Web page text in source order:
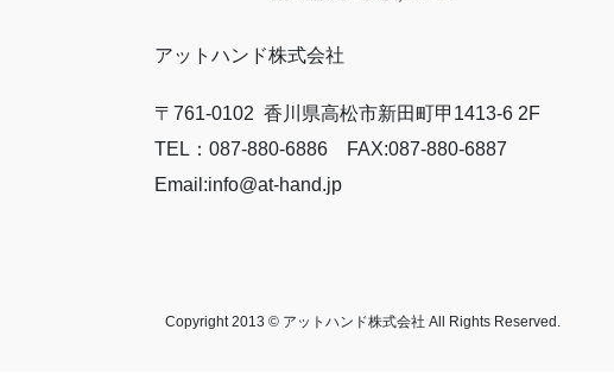
アットハンド株式会社
〒761-0102 香川県高松市新田町甲1413-6 2F
TEL：087-880-6886 FAX:087-880-6887
Email:info@at-hand.jp
Copyright 2013 © アットハンド株式会社 All Rights Reserved.